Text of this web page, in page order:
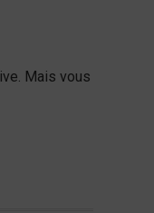
Mais vous